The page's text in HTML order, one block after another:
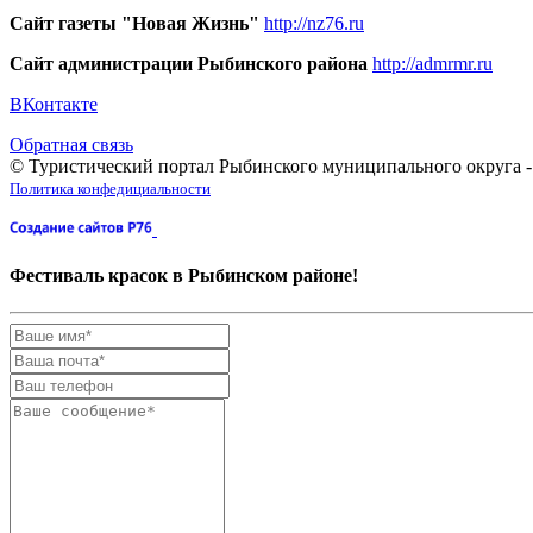
Сайт газеты "Новая Жизнь" http://nz76.ru
Сайт администрации Рыбинского района http://admrmr.ru
ВКонтакте
Обратная связь
© Туристический портал Рыбинского муниципального округа
Политика конфедициальности
Фестиваль красок в Рыбинском районе!